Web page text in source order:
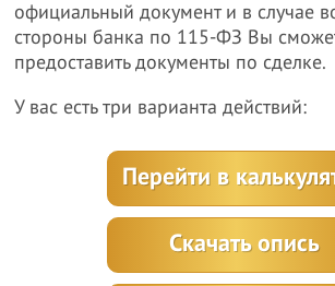
официальный документ и в случае
стороны банка по 115-ФЗ Вы
предоставить документы по сделке.
У вас есть три варианта действий:
Перейти в
Скачать опись